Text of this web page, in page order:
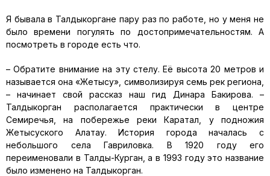
Я бывала в Талдыкоргане пару раз по работе, но у меня не
было времени погулять по достопримечательностям. А
посмотреть в городе есть что.
– Обратите внимание на эту стелу. Её высота 20 метров и
называется она «Жетысу», символизируя семь рек региона,
– начинает свой рассказ наш гид Динара Бакирова. –
Талдыкорган располагается практически в центре
Семиречья, на побережье реки Каратал, у подножия
Жетысуского Алатау. История города началась с
небольшого села Гавриловка. В 1920 году его
переименовали в Талды-Курган, а в 1993 году это название
было изменено на Талдыкорган.